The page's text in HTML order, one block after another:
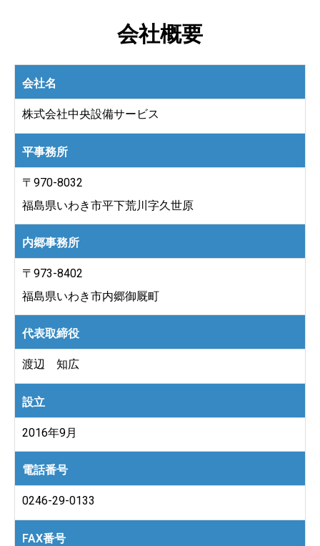
会社概要
会社名
​株式会社中央設備サービス
平事務所
〒970-8032
福島県いわき市平下荒川字久世原
内郷事務所
〒973-8402
福島県いわき市内郷御厩町
代表取締役
渡辺 知広
設立
2016年9月
電話番号
0246-29-0133
FAX番号